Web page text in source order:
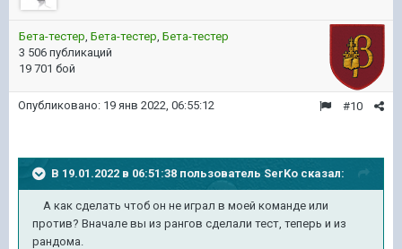
Бета-тестер, Бета-тестер, Бета-тестер
3 506 публикаций
19 701 бой
#10
Опубликовано: 19 янв 2022, 06:55:12
В 19.01.2022 в 06:51:38 пользователь SerKo сказал:
А как сделать чтоб он не играл в моей команде или
против? Вначале вы из рангов сделали тест, теперь и из
рандома.